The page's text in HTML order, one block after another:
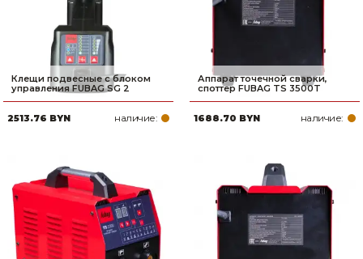
Клещи подвесные с блоком
управления FUBAG SG 2
2513.76 BYN наличие:
Аппарат точечной сварки,
споттер FUBAG TS 3500T
1688.70 BYN наличие: